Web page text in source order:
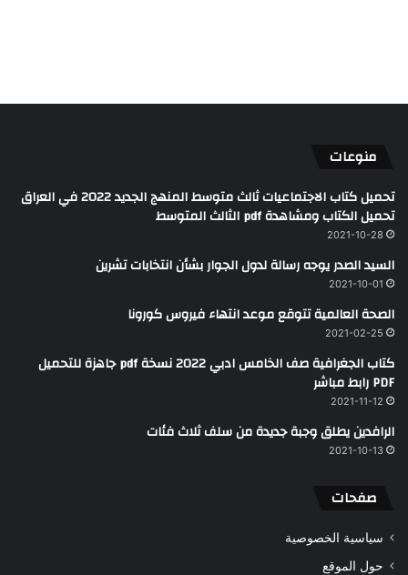
منوعات
تحميل كتاب الاجتماعيات ثالث متوسط المنهج الجديد 2022 في العراق
تحميل الكتاب ومشاهدة pdf الثالث المتوسط
2021-10-28
السيد الصدر يوجه رسالة لدول الجوار بشأن انتخابات تشرين
2021-10-01
الصحة العالمية تتوقع موعد انتهاء فيروس كورونا
2021-02-25
كتاب الجغرافية صف الخامس ادبي 2022 نسخة pdf جاهزة للتحميل
PDF رابط مباشر
2021-11-12
الرافدين يطلق وجبة جديدة من سلف ثلاث فئات
2021-10-13
صفحات
سياسية الخصوصية
حول الموقع